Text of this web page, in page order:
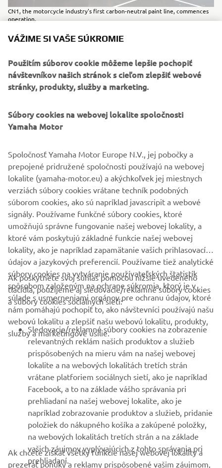
CN1, the motorcycle industry's first carbon-neutral paint line, commences
operation.
CN1, the motorcycle industry's first carbon-neutral paint line.
MORE CORPORATE NEWS
FIREMNÉ STRÁNKY
B2B
VIAC YAMAHA
PODPORA
BULLETIN
Získajte medzi prvými informácie o najnovších ponukách,
špeciálnych akciách, nových verziách a mnoho ďalšieho
návštevníkov našich stránok s cieľom zlepšiť webové
stránky, produkty, služby a marketing.
Yamaha Motor
prepojené pridružené spoločnosti používajú na webovej
lokalite (yamaha-motor.eu) a akýchkoľvek jej miestnych
verziách súbory cookies vrátane techník podobných
súborom cookies, ako sú napríklad javascripit a webové
signály. Používame funkčné súbory cookies, ktoré
umožňujú správne fungovanie našej webovej lokality, a
ktoré vám poskytujú základné funkcie našej webovej
lokality, ako je napríklad zapamätanie vašich prihlasovacích
údajov a jazykových preferencií. Používame tiež analytické
súbory cookies na vytváranie používateľských štatistík
spôsobom založeným na ochrane súkromia, ktorý je v
súlade s usmerneniami orgánov pre ochranu údajov, ktoré
nám pomáhajú pochopiť to, ako návštevníci používajú našu
webovú lokalitu a zlepšiť našu webovú lokalitu, produkty,
služby a marketingové úsilie.
Ak poskytnete svoj súhlas pomocou nižšie uvedeného
tlačidla, použijeme aj sledovacie/reklamné súbory cookies
a súbory cookies sociálnych sietí:
Sledovacie/reklamné súbory cookies na zobrazenie
relevantných reklám našich produktov a služieb
prispôsobených na mieru vám na našej webovej
lokalite a na webových lokalitách tretích strán
vrátane platforiem sociálnych sietí, ako je napríklad
Facebook, a to na základe vášho správania pri
prehliadaní na našej webovej lokalite, ako je
napríklad zobrazovanie produktov a služieb, pridanie
položiek do nákupného košíka a zakúpené položky,
na webových lokalitách tretích strán a na základe
vašich záujmov vyplývajúcich z tohto správania pri
prehliadaní.
Súbory cookies sociálnych sietí na poskytnutie
Ak chcete získať všetky funkcie našej webovej lokality a
prezerať ponuky a reklamy prispôsobené vašim záujmom,